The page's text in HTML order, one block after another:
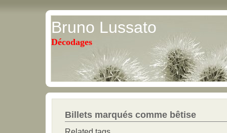
Bruno Lussato
Décodages
Billets marqués comme bêtise